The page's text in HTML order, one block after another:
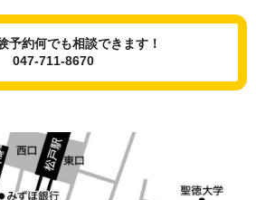
予約何でも相談できます！
047-711-8670